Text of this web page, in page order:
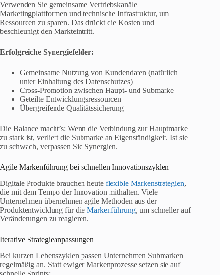
Verwenden Sie gemeinsame Vertriebskanäle,
Marketingplattformen und technische Infrastruktur, um
Ressourcen zu sparen. Das drückt die Kosten und
beschleunigt den Markteintritt.
Erfolgreiche Synergiefelder:
Gemeinsame Nutzung von Kundendaten (natürlich
unter Einhaltung des Datenschutzes)
Cross-Promotion zwischen Haupt- und Submarke
Geteilte Entwicklungsressourcen
Übergreifende Qualitätssicherung
Die Balance macht’s: Wenn die Verbindung zur Hauptmarke
zu stark ist, verliert die Submarke an Eigenständigkeit. Ist sie
zu schwach, verpassen Sie Synergien.
Agile Markenführung bei schnellen Innovationszyklen
Digitale Produkte brauchen heute flexible Markenstrategien,
die mit dem Tempo der Innovation mithalten. Viele
Unternehmen übernehmen agile Methoden aus der
Produktentwicklung für die Markenführung, um schneller auf
Veränderungen zu reagieren.
Iterative Strategieanpassungen
Bei kurzen Lebenszyklen passen Unternehmen Submarken
regelmäßig an. Statt ewiger Markenprozesse setzen sie auf
schnelle Sprints: